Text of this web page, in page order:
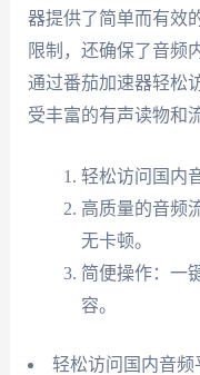
器提供了简单而有效
限制，还确保了音频
通过番茄加速器轻松
受丰富的有声读物和
轻松访问国内
高质量的音频
无卡顿。
简便操作：一
容。
轻松访问国内音频